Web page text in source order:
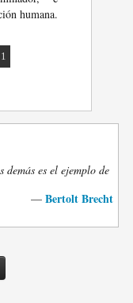
humana.
demás es el ejemplo de
— Bertolt Brecht